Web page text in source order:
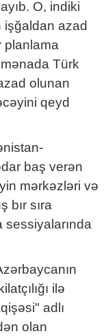
O, indiki
işğaldan azad
planlama
Türk
olunan
qeyd
baş verən
mərkəzləri və
bır sıra
sessiyalarında
ilə
adlı
olan